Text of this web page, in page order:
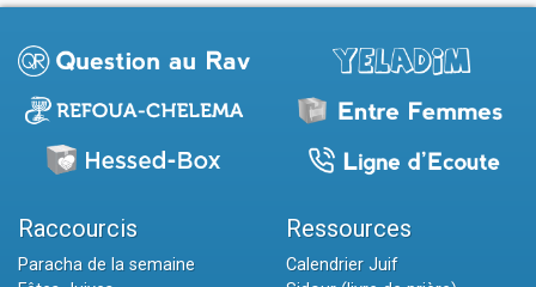
Raccourcis
Paracha de la semaine
Ressources
Calendrier Juif